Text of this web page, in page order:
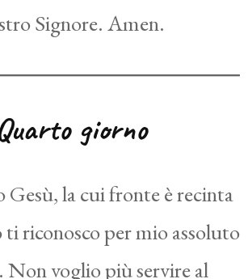
Signore. Amen.
giorno
Gesù, la cui fronte è recinta
ti riconosco per mio assoluto
Non voglio più servire al